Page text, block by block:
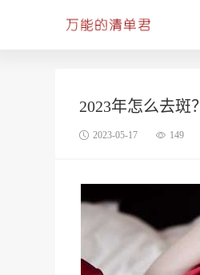
2023年怎么去斑？
2023-05-17 149